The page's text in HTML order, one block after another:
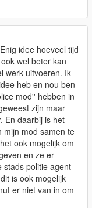
idee hoeveel tijd
wel beter kan
werk uitvoeren. Ik
heb en nou ben
mod'' hebben in
zijn maar
En daarbij is het
mijn mod samen te
ook mogelijk om
en ze er
stads politie agent
is ook mogelijk
er niet van in om